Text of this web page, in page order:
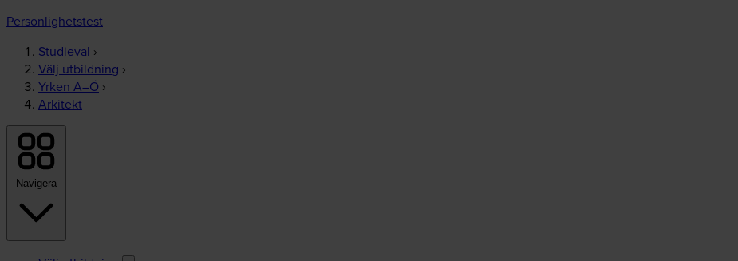
Personlighetstest
Studieval ›
Välj utbildning ›
Yrken A–Ö ›
Arkitekt
Navigera